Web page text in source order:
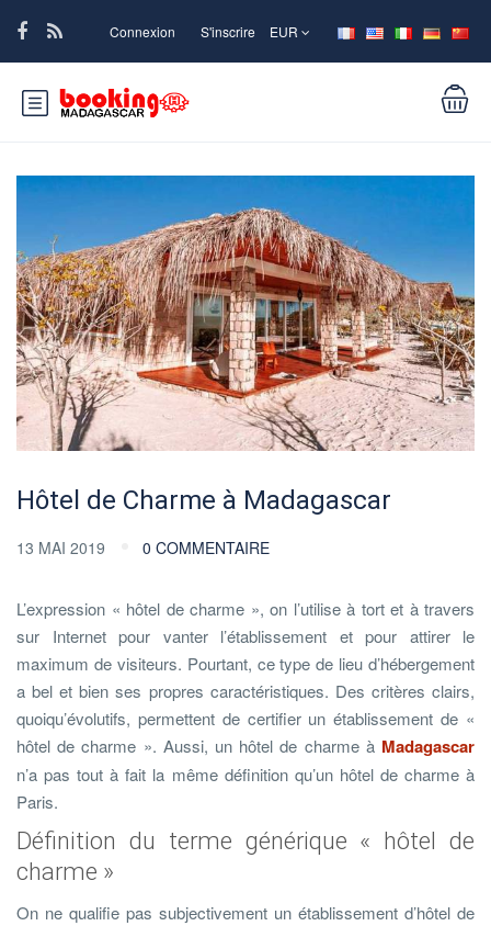
Connexion S'inscrire EUR
Hôtel de Charme à Madagascar
13 MAI 2019 0 COMMENTAIRE
L’expression « hôtel de charme », on l’utilise à tort et à travers
sur Internet pour vanter l’établissement et pour attirer le
maximum de visiteurs. Pourtant, ce type de lieu d’hébergement
a bel et bien ses propres caractéristiques. Des critères clairs,
quoiqu’évolutifs, permettent de certifier un établissement de «
hôtel de charme ». Aussi, un hôtel de charme à Madagascar
n’a pas tout à fait la même définition qu’un hôtel de charme à
Paris.
Définition du terme générique « hôtel de
charme »
On ne qualifie pas subjectivement un établissement d’hôtel de